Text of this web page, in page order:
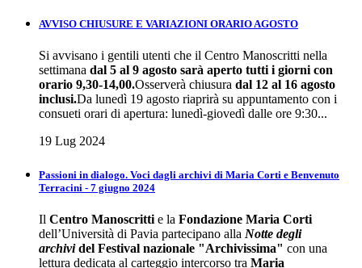
AVVISO CHIUSURE E VARIAZIONI ORARIO AGOSTO
Si avvisano i gentili utenti che il Centro Manoscritti nella
settimana dal 5 al 9 agosto sarà aperto tutti i giorni con
orario 9,30-14,00.Osserverà chiusura dal 12 al 16 agosto
inclusi.Da lunedì 19 agosto riaprirà su appuntamento con i
consueti orari di apertura: lunedì-giovedì dalle ore 9:30...
19 Lug 2024
Passioni in dialogo. Voci dagli archivi di Maria Corti e Benvenuto
Terracini - 7 giugno 2024
Il Centro Manoscritti e la Fondazione Maria Corti
dell’Università di Pavia partecipano alla Notte degli
archividel Festival nazionale "Archivissima" con una
lettura dedicata al carteggio intercorso tra Maria